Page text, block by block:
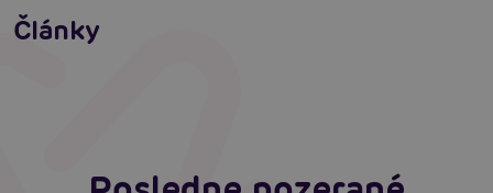
Články
neodolateľne sexy
Čítať viacej
Erotická inteligencia: Príručka Sexiómov